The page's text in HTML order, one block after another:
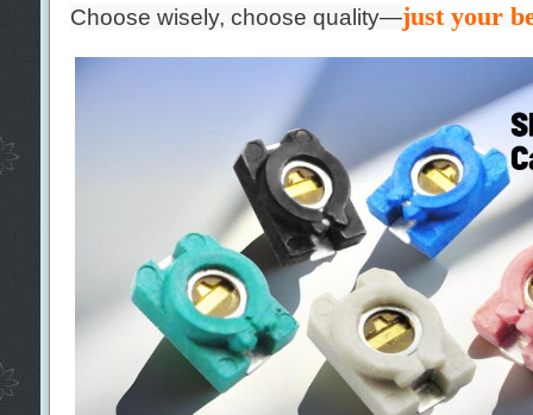
Choose wisely, choose quality—just your